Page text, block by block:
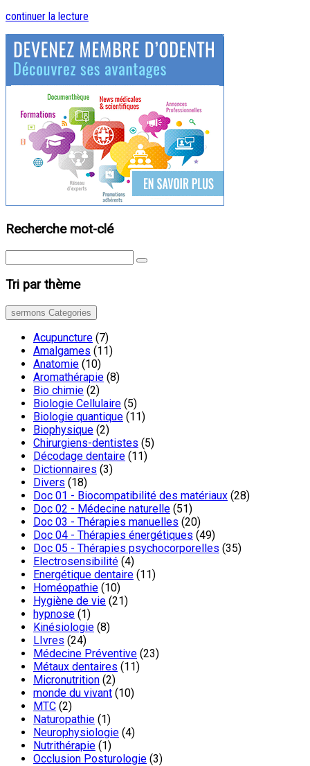
continuer la lecture
Recherche mot-clé
Tri par thème
sermons Categories
Acupuncture (7)
Amalgames (11)
Anatomie (10)
Aromathérapie (8)
Bio chimie (2)
Biologie Cellulaire (5)
Biologie quantique (11)
Biophysique (2)
Chirurgiens-dentistes (5)
Décodage dentaire (11)
Dictionnaires (3)
Divers (18)
Doc 01 - Biocompatibilité des matériaux (28)
Doc 02 - Médecine naturelle (51)
Doc 03 - Thérapies manuelles (20)
Doc 04 - Thérapies énergétiques (49)
Doc 05 - Thérapies psychocorporelles (35)
Electrosensibilité (4)
Energétique dentaire (11)
Homéopathie (10)
Hygiène de vie (21)
hypnose (1)
Kinésiologie (8)
LIvres (24)
Médecine Préventive (23)
Métaux dentaires (11)
Micronutrition (2)
monde du vivant (10)
MTC (2)
Naturopathie (1)
Neurophysiologie (4)
Nutrithérapie (1)
Occlusion Posturologie (3)